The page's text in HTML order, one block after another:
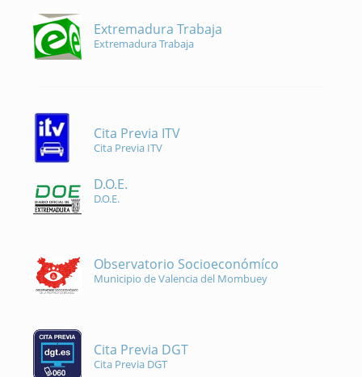
Extremadura Trabaja
Extremadura Trabaja
Cita Previa ITV
Cita Previa ITV
D.O.E.
D.O.E.
Observatorio Socioeconómíco
Municipio de Valencia del Mombuey
Cita Previa DGT
Cita Previa DGT